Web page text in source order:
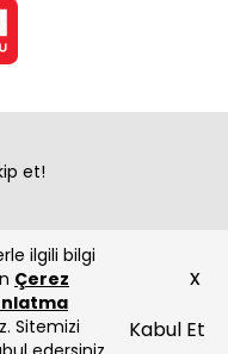
ilgili bilgi
Çerez
Sitemizi
Kabul Et
x
et!
A.Ş.